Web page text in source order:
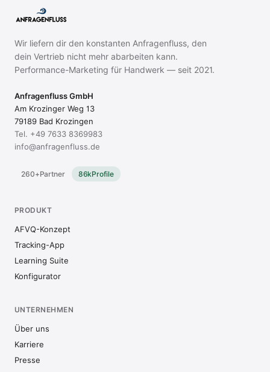
Wir liefern dir den konstanten Anfragenfluss, den
dein Vertrieb nicht mehr abarbeiten kann.
Performance-Marketing für Handwerk — seit 2021.
Anfragenfluss GmbH
Am Krozinger Weg 13
79189 Bad Krozingen
Tel. +49 7633 8369983
info@anfragenfluss.de
260+Partner 86kProfile
PRODUKT
AFVQ-Konzept
Tracking-App
Learning Suite
Konfigurator
UNTERNEHMEN
Über uns
Karriere
Presse